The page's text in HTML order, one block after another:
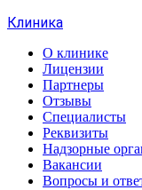
Клиника
О клинике
Лицензии
Партнеры
Отзывы
Специалисты
Реквизиты
Надзорные
Вакансии
Вопросы и